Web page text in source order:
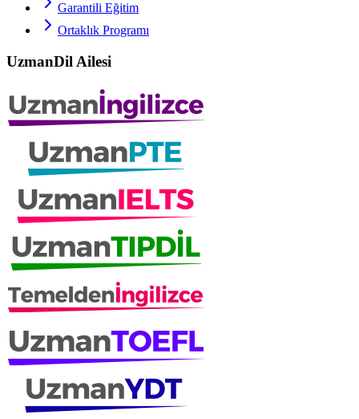
Garantili Eğitim
Ortaklık Programı
UzmanDil Ailesi